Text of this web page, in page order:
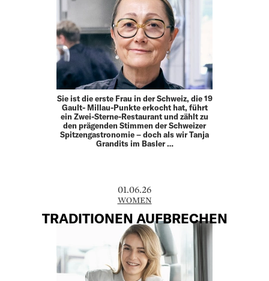
Sie ist die erste Frau in der Schweiz, die 19
Gault- Millau-Punkte erkocht hat, führt
ein Zwei-Sterne-Restaurant und zählt zu
den prägenden Stimmen der Schweizer
Spitzengastronomie – doch als wir Tanja
Grandits im Basler …
01.06.26
WOMEN
TRADITIONEN AUFBRECHEN